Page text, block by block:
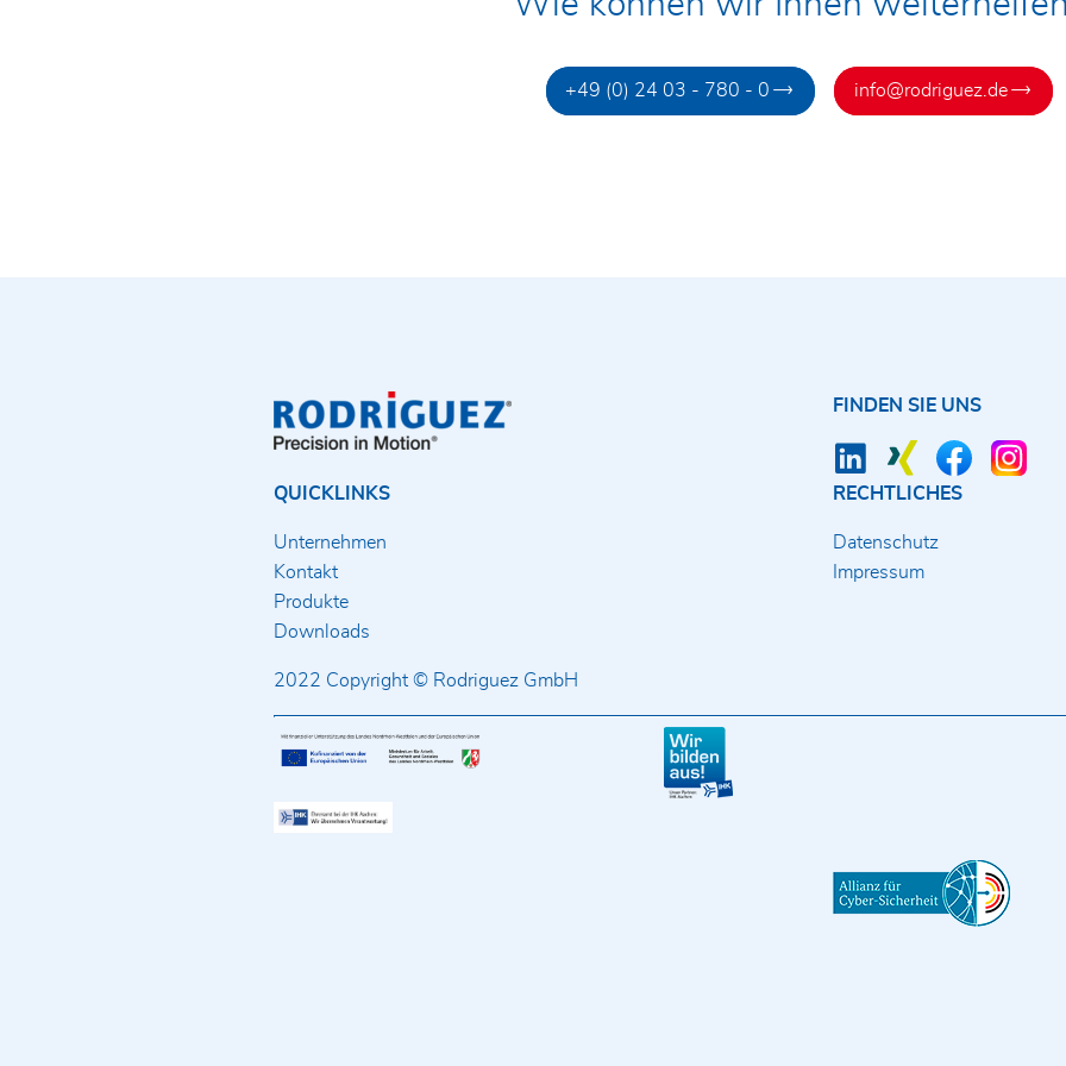
+49 (0) 24 03 - 780 - 0 info@rodriguez.de
FINDEN SIE UNS
QUICKLINKS
Unternehmen
Kontakt
Produkte
Downloads
RECHTLICHES
Datenschutz
Impressum
2022 Copyright © Rodriguez GmbH